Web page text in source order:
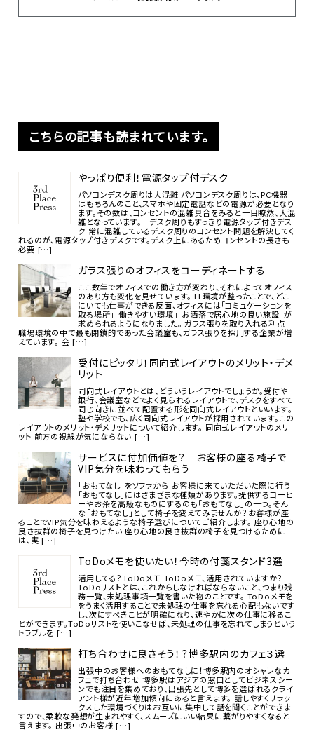
こちらの記事も読まれています。
やっぱり便利！電源タップ付デスク
パソコンデスク周りは大混雑 パソコンデスク周りは、PC機器
はもちろんのこと、スマホや固定電話などの電源が必要となり
ます。その数は、コンセントの混雑具合をみると一目瞭然、大混
雑となっています。 デスク周りもすっきり電源タップ付きデス
ク 常に混雑しているデスク周りのコンセント問題を解決してく
れるのが、電源タップ付きデスクです。デスク上にあるためコンセントの長さも
必要 […]
ガラス張りのオフィスをコーディネートする
ここ数年でオフィスでの働き方が変わり、それによってオフィス
のあり方も変化を見せています。 IT環境が整ったことで、どこ
にいても仕事ができる反面、オフィスには「コミュケーションを
取る場所」「働きやすい環境」「お洒落で居心地の良い施設」が
求められるようになりました。 ガラス張りを取り入れる利点
職場環境の中で最も閉鎖的であった会議室も、ガラス張りを採用する企業が増
えています。 会 […]
受付にピッタリ！同向式レイアウトのメリット・デメ
リット
同向式レイアウトとは、どういうレイアウトでしょうか。受付や
銀行、会議室などでよく見られるレイアウトで、デスクをすべて
同じ向きに並べて配置する形を同向式レイアウトといいます。
塾や学校でも、広く同向式レイアウトが採用されています。この
レイアウトのメリット・デメリットについて紹介します。 同向式レイアウトのメリ
ット 前方の視線が気にならない […]
サービスに付加価値を？ お客様の座る椅子で
VIP気分を味わってもらう
「おもてなし」をソファから お客様に来ていただいた際に行う
「おもてなし」にはさまざまな種類があります。提供するコーヒ
ーやお茶を高級なものにするのも「おもてなし」の一つ。そん
な「おもてなし」として椅子を変えてみませんか？お客様が座
ることでVIP気分を味わえるような椅子選びについてご紹介します。 座り心地の
良さ抜群の椅子を見つけたい 座り心地の良さ抜群の椅子を見つけるために
は、実 […]
ToDoメモを使いたい！今時の付箋スタンド3選
活用してる？ToDoメモ ToDoメモ、活用されていますか？
ToDoリストとは、これからしなければならないこと、つまり残
務一覧、未処理事項一覧を書いた物のことです。 ToDoメモを
をうまく活用することで未処理の仕事を忘れる心配もないです
し、次にすべきことが明確になり、速やかに次の仕事に移るこ
とができます。ToDoリストを使いこなせば、未処理の仕事を忘れてしまうという
トラブルを […]
打ち合わせに良さそう！？博多駅内のカフェ３選
出張中のお客様へのおもてなしに！博多駅内のオシャレなカ
フェで打ち合わせ 博多駅はアジアの窓口としてビジネスシー
ンでも注目を集めており、出張先として博多を選ばれるクライ
アント様が近年増加傾向にあると言えます。 話しやすくリラッ
クスした環境づくりはお互いに集中して話を聞くことができま
すので、柔軟な発想が生まれやすく、スムーズにいい結果に繋がりやすくなると
言えます。 出張中のお客様 […]